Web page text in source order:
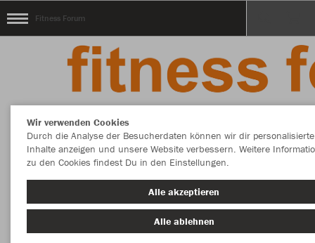
Fitness Forum
Herzlich Willkommen im Teamshop Fitness
Forum
Wir verwenden Cookies
Durch die Analyse der Besucherdaten können wir dir personalisierte
Inhalte anzeigen und unsere Website verbessern. Weitere
zu den Cookies findest Du in den Einstellungen.
Alle akzeptieren
Alle ablehnen